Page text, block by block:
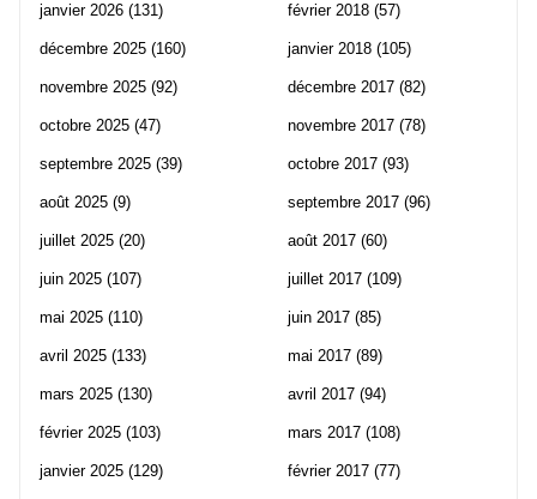
janvier 2026 (131)
décembre 2025 (160)
novembre 2025 (92)
octobre 2025 (47)
septembre 2025 (39)
août 2025 (9)
juillet 2025 (20)
juin 2025 (107)
mai 2025 (110)
avril 2025 (133)
mars 2025 (130)
février 2025 (103)
janvier 2025 (129)
février 2018 (57)
janvier 2018 (105)
décembre 2017 (82)
novembre 2017 (78)
octobre 2017 (93)
septembre 2017 (96)
août 2017 (60)
juillet 2017 (109)
juin 2017 (85)
mai 2017 (89)
avril 2017 (94)
mars 2017 (108)
février 2017 (77)